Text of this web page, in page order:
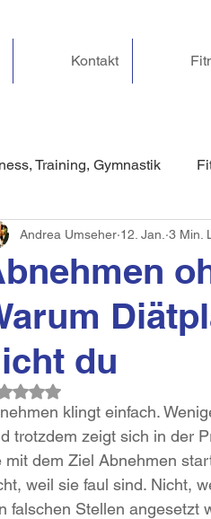
Kontakt
Training, Gymnastik
Gesundheit &
Anti Aging
Gemeinschaft und
du
Andrea Umseher 12. Jan. 3 Min.
Mit NaN von 5 Sternen bewertet.
klingt einfach.
trotzdem zeigt sich in der
mit dem Ziel Abnehmen
weil sie faul sind. Nicht,
falschen Stellen angesetzt